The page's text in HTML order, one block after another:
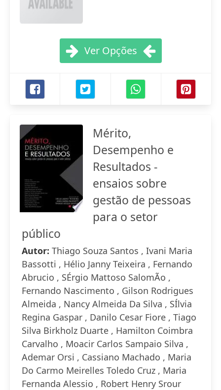
Ver Opções
Mérito,
Desempenho e
Resultados -
ensaios sobre
gestão de pessoas
para o setor
público
Autor: Thiago Souza Santos , Ivani Maria
Bassotti , Hélio Janny Teixeira , Fernando
Abrucio , SÉrgio Mattoso SalomÃo ,
Fernando Nascimento , Gilson Rodrigues
Almeida , Nancy Almeida Da Silva , SÍlvia
Regina Gaspar , Danilo Cesar Fiore , Tiago
Silva Birkholz Duarte , Hamilton Coimbra
Carvalho , Moacir Carlos Sampaio Silva ,
Ademar Orsi , Cassiano Machado , Maria
Do Carmo Meirelles Toledo Cruz , Maria
Fernanda Alessio , Robert Henry Srour